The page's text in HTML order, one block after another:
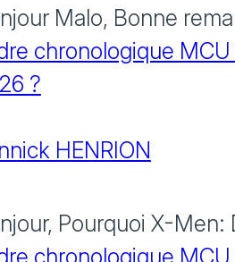
Malo, Bonne
chronologique
?
HENRION
Pourquoi X-Men: